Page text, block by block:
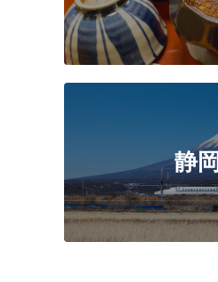
静岡